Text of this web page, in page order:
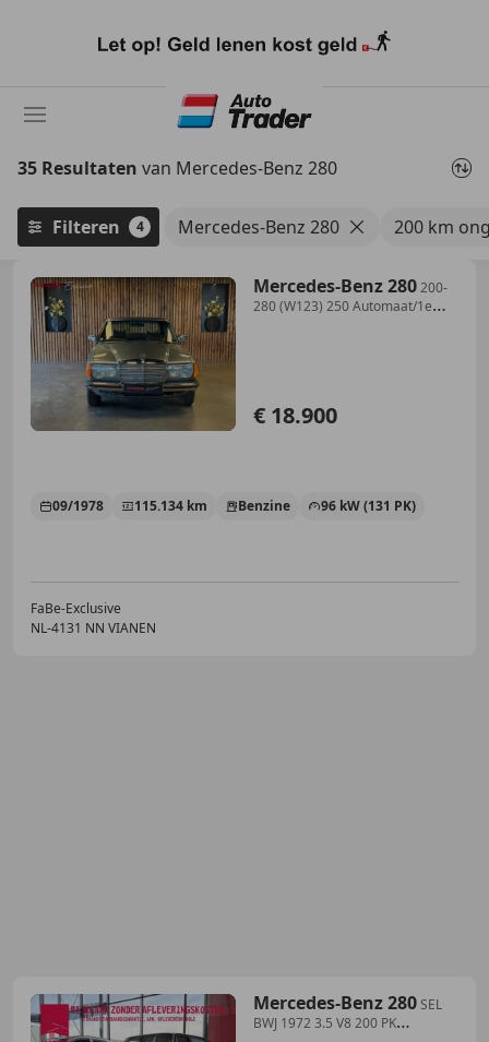
naar
35 Resultaten van Mercedes-Benz 280
Filteren 4 Mercedes-Benz 280 200 km
Mercedes-Benz 280200-
280 (W123) 250 Automaat/1e
€ 18.900
09/1978 115.134 km Benzine 96 kW (131 PK)
FaBe-Exclusive
NL-4131 NN VIANEN
Mercedes-Benz 280SEL
BWJ 1972 3.5 V8 200 PK